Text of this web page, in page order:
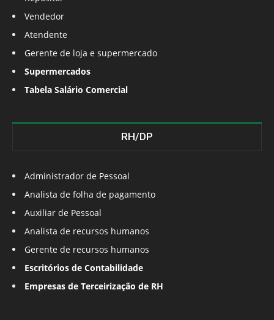
Vendedor
Atendente
Gerente de loja e supermercado
Supermercados
Tabela Salário Comercial
RH/DP
Administrador de Pessoal
Analista de folha de pagamento
Auxiliar de Pessoal
Analista de recursos humanos
Gerente de recursos humanos
Escritórios de Contabilidade
Empresas de Terceirização de RH